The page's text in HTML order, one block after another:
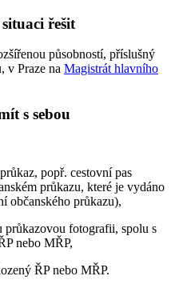
řešit
působností, příslušný
v Praze na Magistrát hlavního
s sebou
popř. cestovní pas
průkazu, které je vydáno
občanského průkazu),
průkazovou fotografii, spolu s
nebo MŘP,
ŘP nebo MŘP.